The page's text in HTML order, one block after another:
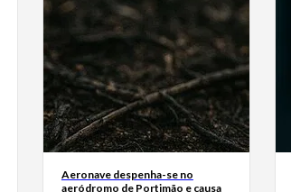
Aeronave despenha-se no
aeródromo de Portimão e causa